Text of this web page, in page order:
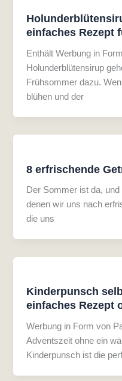
einfaches Rezept
Enthält Werbung in
Holunderblütensirup
Frühsommer dazu.
blühen und der
8 erfrischende
Der Sommer ist da,
denen wir uns nach
die uns
Kinderpunsch
einfaches Rezept
Werbung in Form von
Adventszeit ohne ein
Kinderpunsch ist die